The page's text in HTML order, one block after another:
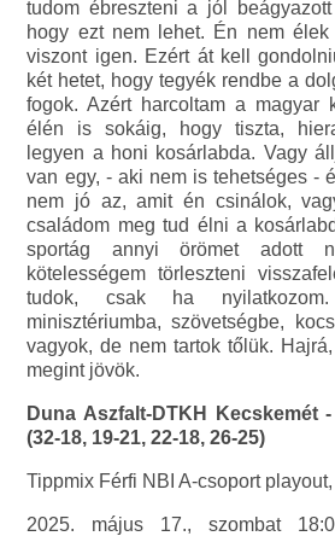
tudom ébreszteni a jól
hogy ezt nem lehet. Én nem
viszont igen. Ezért át kell
két hetet, hogy tegyék rendbe a
fogok. Azért harcoltam a magyar
élén is sokáig, hogy tiszta,
legyen a honi kosárlabda. Vagy
van egy, - aki nem is tehetséges -
nem jó az, amit én csinálok,
családom meg tud élni a
sportág annyi örömet adott
kötelességem törleszteni
tudok, csak ha
minisztériumba, szövetségbe,
vagyok, de nem tartok tőlük.
megint jövök.
Duna Aszfalt-DTKH Kecskemét
(32-18, 19-21, 22-18, 26-25)
Tippmix Férfi NBI A-csoport
2025. május 17., szombat